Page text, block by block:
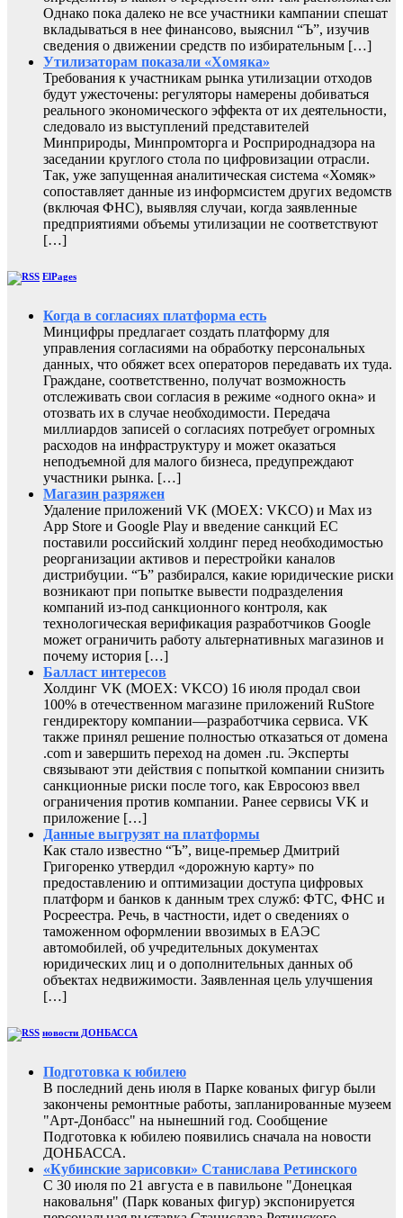
Однако пока далеко не все участники кампании спешат
вкладываться в нее финансово, выяснил “Ъ”, изучив
сведения о движении средств по избирательным […]
Утилизаторам показали «Хомяка»
Требования к участникам рынка утилизации отходов
будут ужесточены: регуляторы намерены добиваться
реального экономического эффекта от их деятельности,
следовало из выступлений представителей
Минприроды, Минпромторга и Росприроднадзора на
заседании круглого стола по цифровизации отрасли.
Так, уже запущенная аналитическая система «Хомяк»
сопоставляет данные из информсистем других ведомств
(включая ФНС), выявляя случаи, когда заявленные
предприятиями объемы утилизации не соответствуют
[…]
ElPages
Когда в согласиях платформа есть
Минцифры предлагает создать платформу для
управления согласиями на обработку персональных
данных, что обяжет всех операторов передавать их туда.
Граждане, соответственно, получат возможность
отслеживать свои согласия в режиме «одного окна» и
отозвать их в случае необходимости. Передача
миллиардов записей о согласиях потребует огромных
расходов на инфраструктуру и может оказаться
неподъемной для малого бизнеса, предупреждают
участники рынка. […]
Магазин разряжен
Удаление приложений VK (MOEX: VKCO) и Max из
App Store и Google Play и введение санкций ЕС
поставили российский холдинг перед необходимостью
реорганизации активов и перестройки каналов
дистрибуции. “Ъ” разбирался, какие юридические риски
возникают при попытке вывести подразделения
компаний из-под санкционного контроля, как
технологическая верификация разработчиков Google
может ограничить работу альтернативных магазинов и
почему история […]
Балласт интересов
Холдинг VK (MOEX: VKCO) 16 июля продал свои
100% в отечественном магазине приложений RuStore
гендиректору компании—разработчика сервиса. VK
также принял решение полностью отказаться от домена
.com и завершить переход на домен .ru. Эксперты
связывают эти действия с попыткой компании снизить
санкционные риски после того, как Евросоюз ввел
ограничения против компании. Ранее сервисы VK и
приложение […]
Данные выгрузят на платформы
Как стало известно “Ъ”, вице-премьер Дмитрий
Григоренко утвердил «дорожную карту» по
предоставлению и оптимизации доступа цифровых
платформ и банков к данным трех служб: ФТС, ФНС и
Росреестра. Речь, в частности, идет о сведениях о
таможенном оформлении ввозимых в ЕАЭС
автомобилей, об учредительных документах
юридических лиц и о дополнительных данных об
объектах недвижимости. Заявленная цель улучшения
[…]
новости ДОНБАССА
Подготовка к юбилею
В последний день июля в Парке кованых фигур были
закончены ремонтные работы, запланированные музеем
"Арт-Донбасс" на нынешний год. Сообщение
Подготовка к юбилею появились сначала на новости
ДОНБАССА.
«Кубинские зарисовки» Станислава Ретинского
С 30 июля по 21 августа е в павильоне "Донецкая
наковальня" (Парк кованых фигур) экспонируется